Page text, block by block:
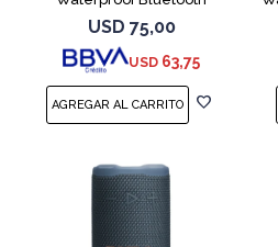
Camuflado
USD 75,00
USD 63,75